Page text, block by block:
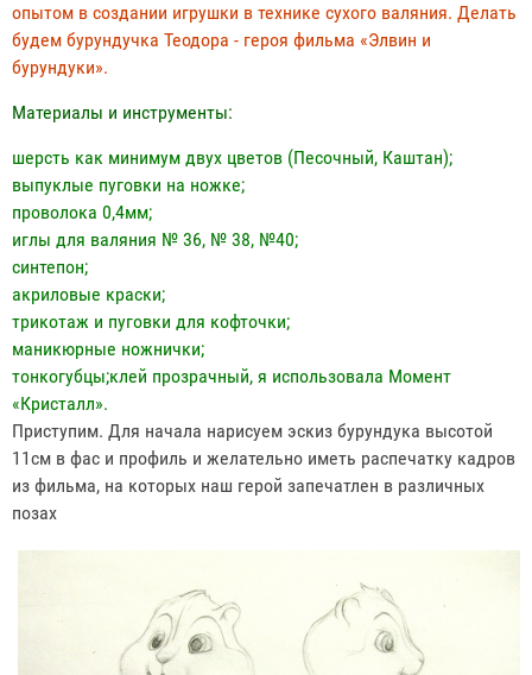
опытом в создании игрушки в технике сухого валяния. Делать
будем бурундучка Теодора - героя фильма «Элвин и
бурундуки».
Материалы и инструменты:
шерсть как минимум двух цветов (Песочный, Каштан);
выпуклые пуговки на ножке;
проволока 0,4мм;
иглы для валяния № 36, № 38, №40;
синтепон;
акриловые краски;
трикотаж и пуговки для кофточки;
маникюрные ножнички;
тонкогубцы;клей прозрачный, я использовала Момент
«Кристалл».
Приступим. Для начала нарисуем эскиз бурундука высотой
11см в фас и профиль и желательно иметь распечатку кадров
из фильма, на которых наш герой запечатлен в различных
позах